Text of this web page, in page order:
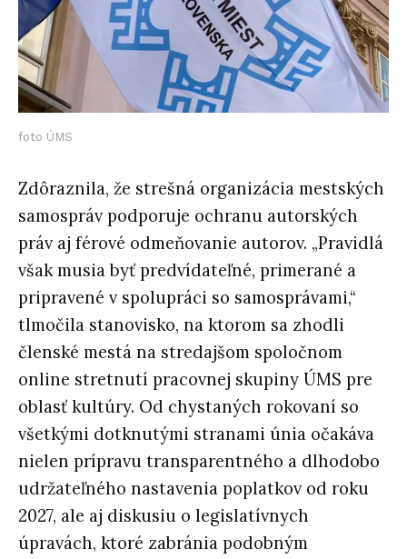
foto ÚMS
Zdôraznila, že strešná organizácia mestských
samospráv podporuje ochranu autorských
práv aj férové odmeňovanie autorov. „Pravidlá
však musia byť predvídateľné, primerané a
pripravené v spolupráci so samosprávami,“
tlmočila stanovisko, na ktorom sa zhodli
členské mestá na stredajšom spoločnom
online stretnutí pracovnej skupiny ÚMS pre
oblasť kultúry. Od chystaných rokovaní so
všetkými dotknutými stranami únia očakáva
nielen prípravu transparentného a dlhodobo
udržateľného nastavenia poplatkov od roku
2027, ale aj diskusiu o legislatívnych
úpravách, ktoré zabránia podobným